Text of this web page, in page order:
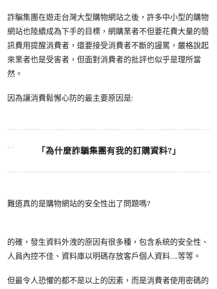
詐騙集團在遊走台灣大型購物網站之後，許多中小型的購物
網站也陸續成為下手的目標，網購業者不但要花費大量的簡
訊費用提醒消費者，還要接受消費者不斷的謾罵，嚴格說起
來業者也是受害者，但面對消費者的批評也似乎是理所當
然。
因為讓消費鬆懈心防的最主要原因是:
「為什麼詐騙集團有我的訂購資料?」
難道真的是購物網站的安全性出了問題嗎?
的確，發生資料外洩的原因有很多種，包含系統的安全性、
人員內控不佳、資料庫以明碼存放客戶個人資料….等等。
但最令人恐懼的都不是以上的因素，而是消費者使用密碼的